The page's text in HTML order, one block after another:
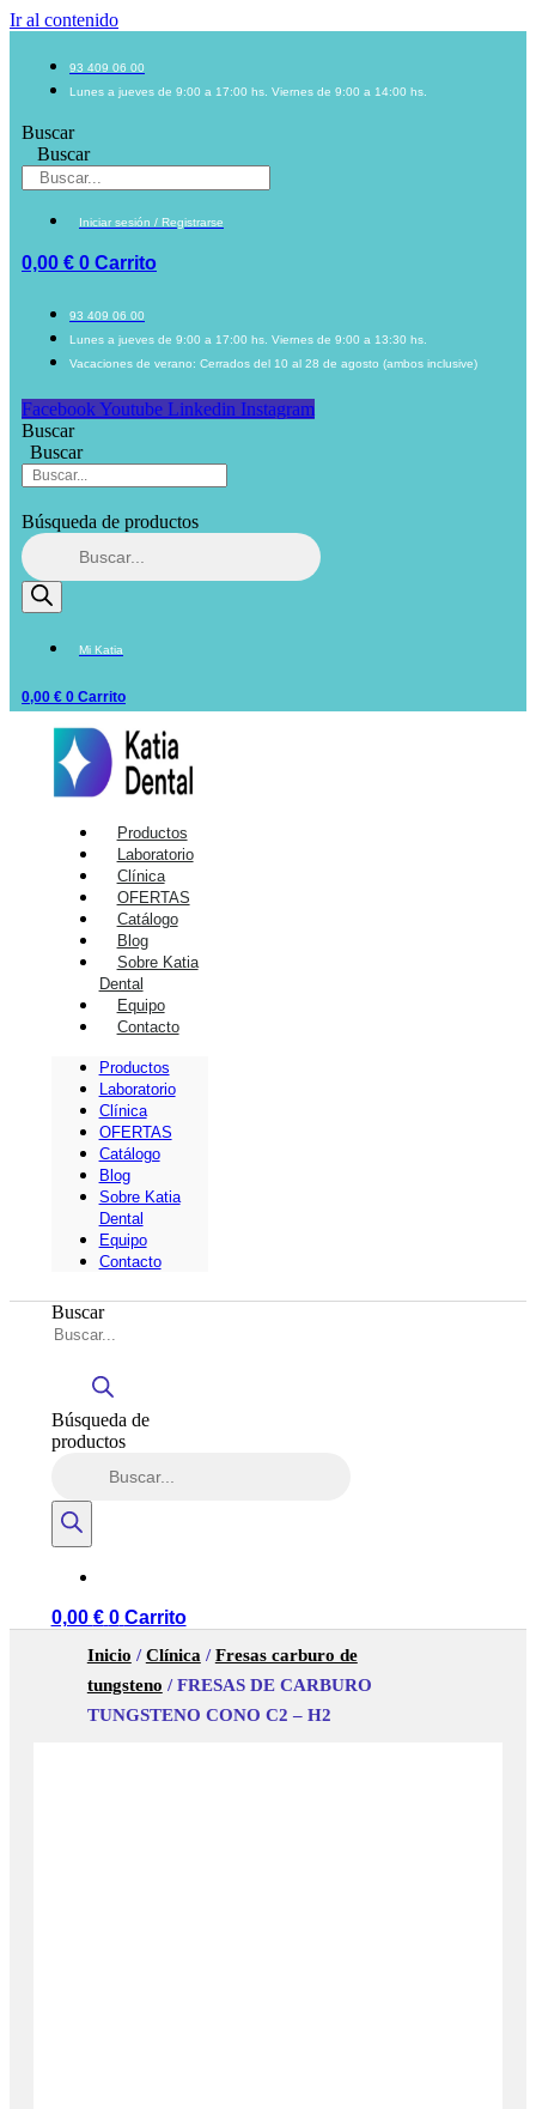
Ir al contenido
93 409 06 00
Lunes a jueves de 9:00 a 17:00 hs. Viernes de 9:00 a 14:00 hs.
Buscar
Buscar
Iniciar sesión / Registrarse
0,00 € 0 Carrito
93 409 06 00
Lunes a jueves de 9:00 a 17:00 hs. Viernes de 9:00 a 13:30 hs.
Vacaciones de verano: Cerrados del 10 al 28 de agosto (ambos inclusive)
Facebook Youtube Linkedin Instagram
Buscar
Buscar
Búsqueda de productos
Mi Katia
0,00 € 0 Carrito
Productos
Laboratorio
Clínica
OFERTAS
Catálogo
Blog
Sobre Katia
Dental
Equipo
Contacto
Productos
Laboratorio
Clínica
OFERTAS
Catálogo
Blog
Sobre Katia
Dental
Equipo
Contacto
Buscar
Búsqueda de
productos
0,00 € 0 Carrito
Inicio /Clínica /Fresas carburo de
tungsteno / FRESAS DE CARBURO
TUNGSTENO CONO C2 – H2